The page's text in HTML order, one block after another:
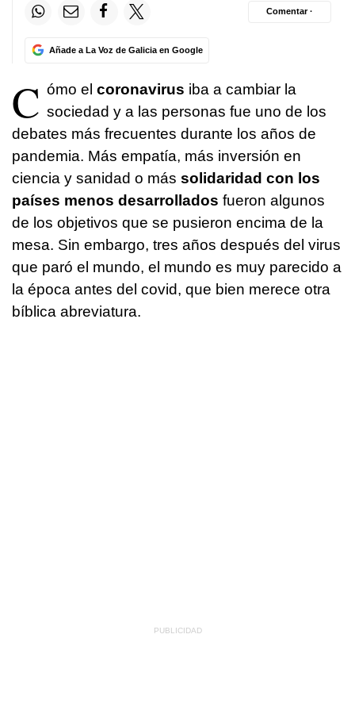
Añade a La Voz de Galicia en Google
Comentar ·
C ómo el coronavirus iba a cambiar la
sociedad y a las personas fue uno de los
debates más frecuentes durante los años de
pandemia. Más empatía, más inversión en
ciencia y sanidad o más solidaridad con los
países menos desarrollados fueron algunos
de los objetivos que se pusieron encima de la
mesa. Sin embargo, tres años después del virus
que paró el mundo, el mundo es muy parecido a
la época antes del covid, que bien merece otra
bíblica abreviatura.